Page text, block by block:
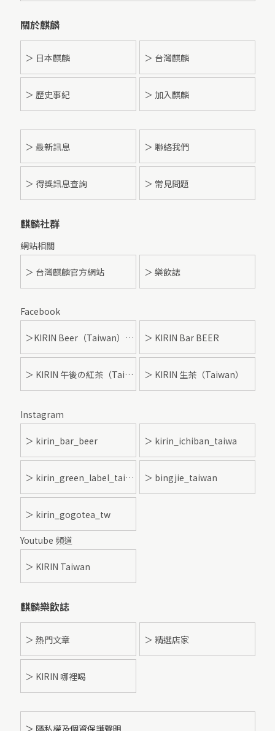
關於麒麟
＞ 日本麒麟 ＞ 台灣麒麟
＞ 歷史事紀 ＞ 加入麒麟
＞ 最新訊息 ＞ 聯絡我們
＞ 得獎訊息查詢 ＞ 常見問題
麒麟社群
網站相關
＞ 台灣麒麟官方網站 ＞ 樂飲誌
Facebook
＞KIRIN Beer（Taiwan）- 麒麟啤酒 ＞ KIRIN Bar BEER
＞ KIRIN 午後の紅茶（Taiwan） ＞ KIRIN 生茶（Taiwan）
Instagram
＞ kirin_bar_beer ＞ kirin_ichiban_taiwa
＞ kirin_green_label_taiwan ＞ bingjie_taiwan
＞ kirin_gogotea_tw
Youtube 頻道
＞ KIRIN Taiwan
麒麟樂飲誌
＞ 熱門文章 ＞ 精選店家
＞ KIRIN 哪裡喝
＞ 隱私權及個資保護聲明